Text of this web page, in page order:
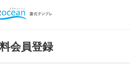
会員登録